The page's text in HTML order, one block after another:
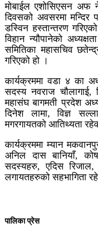
मोबाईल एशोसिएसन अफ
दिवसको अवसरमा मन्दिर
डस्विन हस्तान्तरण
विहान न्यौपानेको
समितिका महासचिव
गरिएको हो ।
कार्यक्रममा वडा ४ का
सदस्य नवराज
महासंघ बागमती प्रदेश
दिनेश लामा, विज्ञ
मगरगायतको आतिथ्यता
कार्यक्रममा म्यान
अनिल दास बानियाँ,
सदस्यहरु, एदिस रिजाल,
लगायतहरुको सहभागिता
पालिका प्रेस